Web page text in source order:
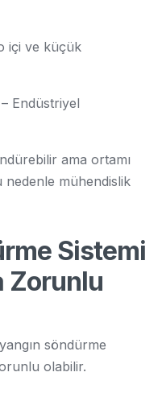
içi ve küçük
– Endüstriyel
ama ortamı
nedenle mühendislik
Sistemi
Zorunlu
söndürme
olabilir.